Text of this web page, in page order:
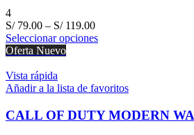
4
S/79.00 – S/119.00
Seleccionar opciones
Oferta Nuevo
Vista rápida
Añadir a la lista de favoritos
CALL OF DUTY MODERN